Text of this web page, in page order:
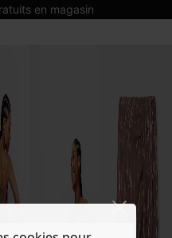
en magasin